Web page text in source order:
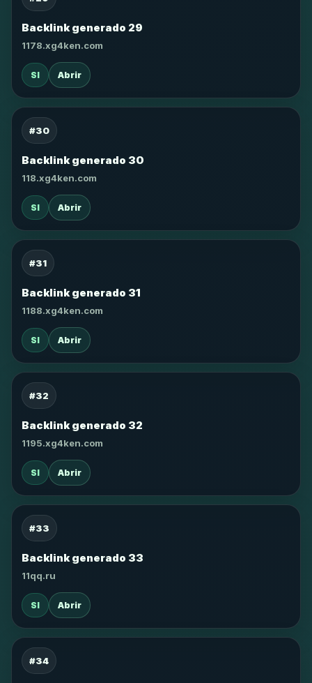
Backlink generado 29
1178.xg4ken.com
SI Abrir
#30
Backlink generado 30
118.xg4ken.com
SI Abrir
#31
Backlink generado 31
1188.xg4ken.com
SI Abrir
#32
Backlink generado 32
1195.xg4ken.com
SI Abrir
#33
Backlink generado 33
11qq.ru
SI Abrir
#34